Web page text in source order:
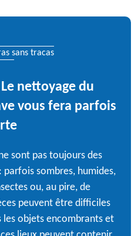
sans tracas
nettoyage du
vous fera parfois
sont pas toujours des
sombres, humides,
ou, au pire, de
peuvent être difficiles
les objets encombrants et